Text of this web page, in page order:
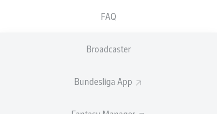
FAQ
Broadcaster
Bundesliga App